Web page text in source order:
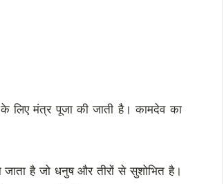
मंत्र पूजा की जाती है। कामदेव का
है जो धनुष और तीरों से सुशोभित है।